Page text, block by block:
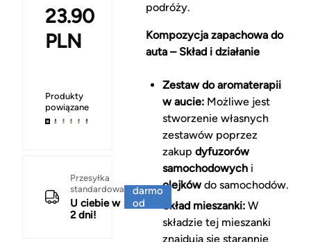
23.90
PLN
Produkty
powiązane
Przesyłka
standardowa
U ciebie w
2 dni!
darmo
od
podróży.
Kompozycja zapachowa do
auta – Skład i działanie
Zestaw do aromaterapii
w aucie:Możliwe jest
stworzenie własnych
zestawów poprzez
zakup dyfuzorów
samochodowychi
olejkówdo samochodów.
Skład mieszanki:W
składzie tej mieszanki
znajdują się starannie